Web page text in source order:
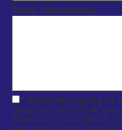
Treść wiadomości
* Wyrażam zgodę na
grupy eq system w
własnych produktach i